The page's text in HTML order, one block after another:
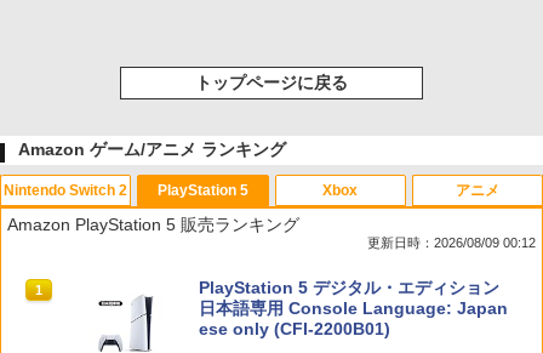
トップページに戻る
Amazon ゲーム/アニメ ランキング
Nintendo Switch 2
1
スプラトゥーン レイダース|オンライン
コード版
PlayStation 5
Amazon PlayStation 5 販売ランキング
更新日時：2026/08/09 00:12
1
PlayStation 5 デジタル・エディション
日本語専用 Console Language: Japan
ese only (CFI-2200B01)
Xbox アニメ